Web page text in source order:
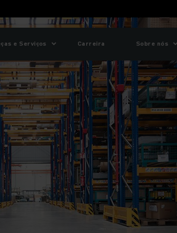
e Serviços Carreira Sobre nós